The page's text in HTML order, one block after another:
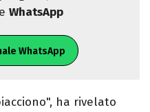
WhatsApp
WhatsApp
ha rivelato